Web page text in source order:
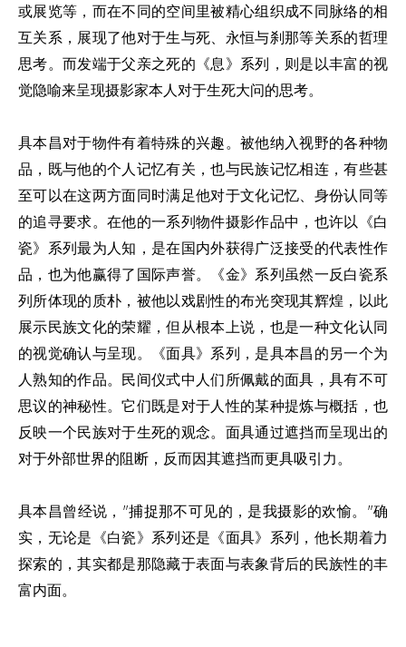
或展览等，而在不同的空间里被精心组织成不同脉络的相
互关系，展现了他对于生与死、永恒与刹那等关系的哲理
思考。而发端于父亲之死的《息》系列，则是以丰富的视
觉隐喻来呈现摄影家本人对于生死大问的思考。
具本昌对于物件有着特殊的兴趣。被他纳入视野的各种物
品，既与他的个人记忆有关，也与民族记忆相连，有些甚
至可以在这两方面同时满足他对于文化记忆、身份认同等
的追寻要求。在他的一系列物件摄影作品中，也许以《白
瓷》系列最为人知，是在国内外获得广泛接受的代表性作
品，也为他赢得了国际声誉。《金》系列虽然一反白瓷系
列所体现的质朴，被他以戏剧性的布光突现其辉煌，以此
展示民族文化的荣耀，但从根本上说，也是一种文化认同
的视觉确认与呈现。《面具》系列，是具本昌的另一个为
人熟知的作品。民间仪式中人们所佩戴的面具，具有不可
思议的神秘性。它们既是对于人性的某种提炼与概括，也
反映一个民族对于生死的观念。面具通过遮挡而呈现出的
对于外部世界的阻断，反而因其遮挡而更具吸引力。
具本昌曾经说，"捕捉那不可见的，是我摄影的欢愉。"确
实，无论是《白瓷》系列还是《面具》系列，他长期着力
探索的，其实都是那隐藏于表面与表象背后的民族性的丰
富内面。